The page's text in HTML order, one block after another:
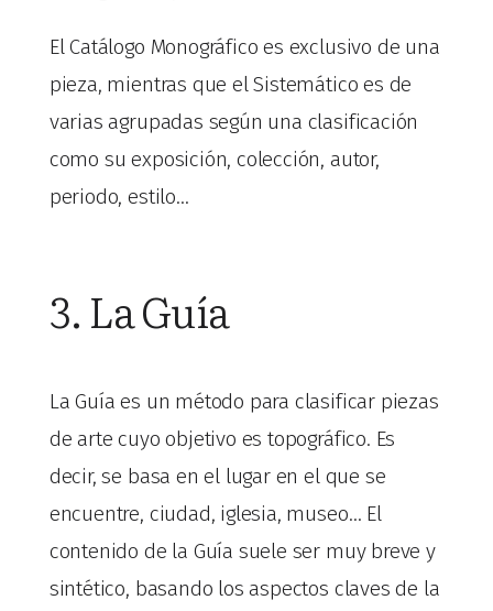
El Catálogo Monográfico es exclusivo de una
pieza, mientras que el Sistemático es de
varias agrupadas según una clasificación
como su exposición, colección, autor,
periodo, estilo…
3. La Guía
La Guía es un método para clasificar piezas
de arte cuyo objetivo es topográfico. Es
decir, se basa en el lugar en el que se
encuentre, ciudad, iglesia, museo… El
contenido de la Guía suele ser muy breve y
sintético, basando los aspectos claves de la